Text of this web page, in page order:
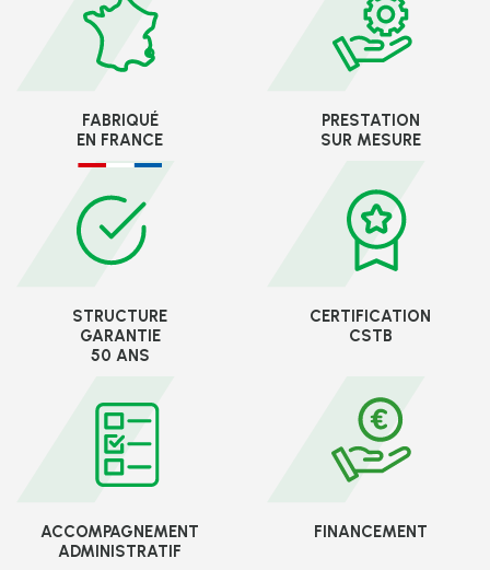
FABRIQUÉ
EN FRANCE
PRESTATION
SUR MESURE
STRUCTURE
GARANTIE
50 ANS
CERTIFICATION
CSTB
ACCOMPAGNEMENT
ADMINISTRATIF
FINANCEMENT